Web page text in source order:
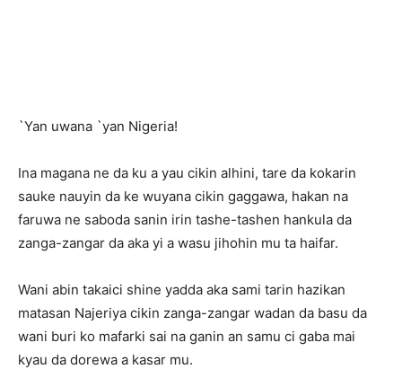
`Yan uwana `yan Nigeria!
Ina magana ne da ku a yau cikin alhini, tare da kokarin
sauke nauyin da ke wuyana cikin gaggawa, hakan na
faruwa ne saboda sanin irin tashe-tashen hankula da
zanga-zangar da aka yi a wasu jihohin mu ta haifar.
Wani abin takaici shine yadda aka sami tarin hazikan
matasan Najeriya cikin zanga-zangar wadan da basu da
wani buri ko mafarki sai na ganin an samu ci gaba mai
kyau da dorewa a kasar mu.